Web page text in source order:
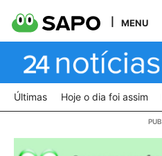
MENU
Últimas Hoje o dia foi assim